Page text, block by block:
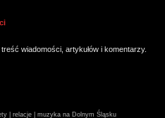
wiadomości, artykułów i komentarzy.
| relacje | muzyka na Dolnym Śląsku